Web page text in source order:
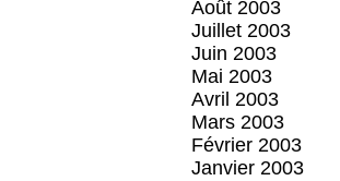
Août 2003
Juillet 2003
Juin 2003
Mai 2003
Avril 2003
Mars 2003
Février 2003
Janvier 2003